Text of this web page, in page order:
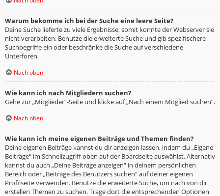
Warum bekomme ich bei der Suche eine leere Seite?
Deine Suche lieferte zu viele Ergebnisse, somit konnte der Webserver sie
nicht verarbeiten. Benutze die erweiterte Suche und gib spezifischere
Suchbegriffe ein oder beschränke die Suche auf verschiedene
Unterforen.
Nach oben
Wie kann ich nach Mitgliedern suchen?
Gehe zur „Mitglieder“-Seite und klicke auf „Nach einem Mitglied suchen“.
Nach oben
Wie kann ich meine eigenen Beiträge und Themen finden?
Deine eigenen Beiträge kannst du dir anzeigen lassen, indem du „Eigene
Beiträge“ im Schnellzugriff oben auf der Boardseite auswählst. Alternativ
kannst du auch „Deine Beiträge anzeigen“ in deinem persönlichen
Bereich oder „Beiträge des Benutzers suchen“ auf deiner eigenen
Profilseite verwenden. Benutze die erweiterte Suche, um nach von dir
erstellen Themen zu suchen. Trage dort die entsprechenden Optionen